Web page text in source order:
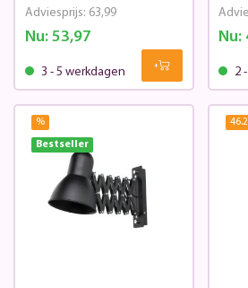
Nu:53,97
Adviesprijs: 63,99
3 - 5 werkdagen
Nu:
2
%
Bestseller